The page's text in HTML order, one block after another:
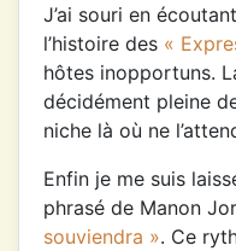
J’ai souri en
l’histoire des «
hôtes inopportuns.
décidément pleine
niche là où ne
Enfin je me suis
phrasé de Manon
souviendra ». Ce